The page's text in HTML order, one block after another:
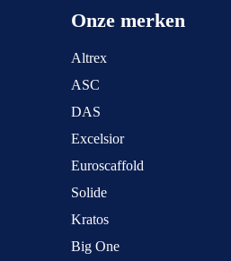
Onze merken
Altrex
ASC
DAS
Excelsior
Euroscaffold
Solide
Kratos
Big One